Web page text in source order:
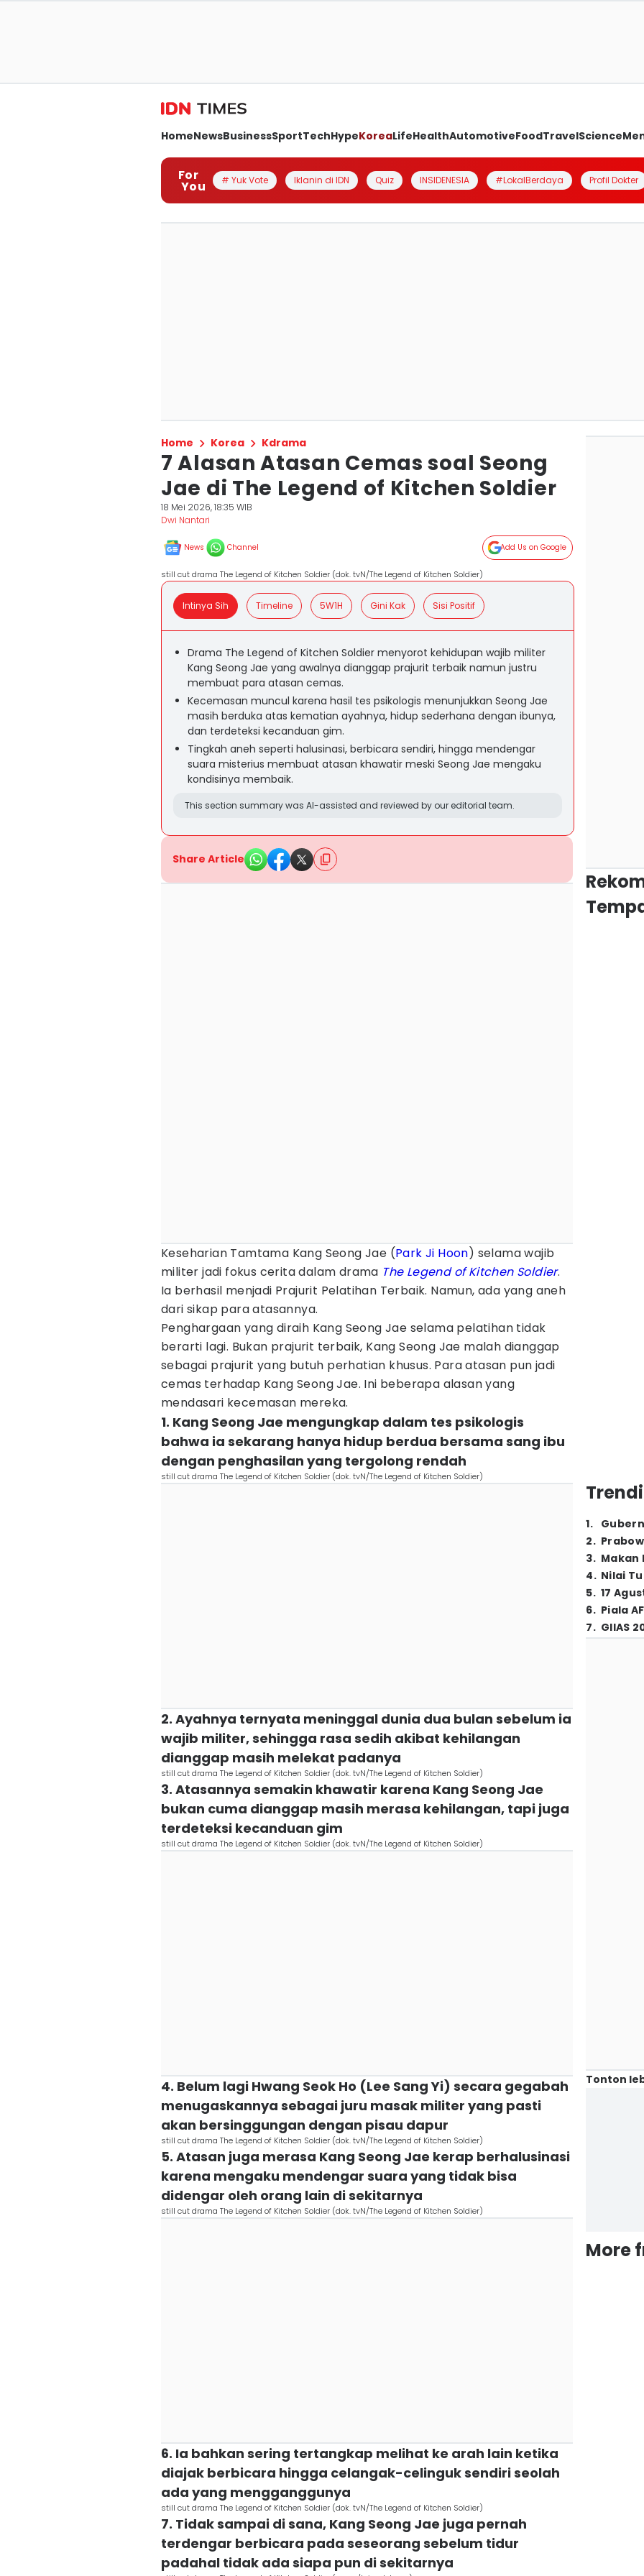
HomeNewsBusinessSportTechHypeKoreaLifeHealthAutomotiveFoodTravelScience
For
You # Yuk Vote Iklanin di IDN Quiz INSIDENESIA #LokalBerdaya Profil Dokter
Home Korea Kdrama
7 Alasan Atasan Cemas soal Seong
Jae di The Legend of Kitchen Soldier
18 Mei 2026, 18:35 WIB
Dwi Nantari
News Channel Add Us on Google
still cut drama The Legend of Kitchen Soldier (dok. tvN/The Legend of Kitchen Soldier)
Intinya Sih Timeline 5W1H Gini Kak Sisi Positif
Drama The Legend of Kitchen Soldier menyorot kehidupan wajib militer
Kang Seong Jae yang awalnya dianggap prajurit terbaik namun justru
membuat para atasan cemas.
Kecemasan muncul karena hasil tes psikologis menunjukkan Seong Jae
masih berduka atas kematian ayahnya, hidup sederhana dengan ibunya,
dan terdeteksi kecanduan gim.
Tingkah aneh seperti halusinasi, berbicara sendiri, hingga mendengar
suara misterius membuat atasan khawatir meski Seong Jae mengaku
kondisinya membaik.
This section summary was AI-assisted and reviewed by our editorial team.
Share Article
Keseharian Tamtama Kang Seong Jae (Park Ji Hoon) selama wajib
militer jadi fokus cerita dalam drama The Legend of Kitchen Soldier.
Ia berhasil menjadi Prajurit Pelatihan Terbaik. Namun, ada yang aneh
dari sikap para atasannya.
Penghargaan yang diraih Kang Seong Jae selama pelatihan tidak
berarti lagi. Bukan prajurit terbaik, Kang Seong Jae malah dianggap
sebagai prajurit yang butuh perhatian khusus. Para atasan pun jadi
cemas terhadap Kang Seong Jae. Ini beberapa alasan yang
mendasari kecemasan mereka.
1. Kang Seong Jae mengungkap dalam tes psikologis
bahwa ia sekarang hanya hidup berdua bersama sang ibu
dengan penghasilan yang tergolong rendah
still cut drama The Legend of Kitchen Soldier (dok. tvN/The Legend of Kitchen Soldier)
2. Ayahnya ternyata meninggal dunia dua bulan sebelum ia
wajib militer, sehingga rasa sedih akibat kehilangan
dianggap masih melekat padanya
still cut drama The Legend of Kitchen Soldier (dok. tvN/The Legend of Kitchen Soldier)
3. Atasannya semakin khawatir karena Kang Seong Jae
bukan cuma dianggap masih merasa kehilangan, tapi juga
terdeteksi kecanduan gim
still cut drama The Legend of Kitchen Soldier (dok. tvN/The Legend of Kitchen Soldier)
4. Belum lagi Hwang Seok Ho (Lee Sang Yi) secara gegabah
menugaskannya sebagai juru masak militer yang pasti
akan bersinggungan dengan pisau dapur
still cut drama The Legend of Kitchen Soldier (dok. tvN/The Legend of Kitchen Soldier)
5. Atasan juga merasa Kang Seong Jae kerap berhalusinasi
karena mengaku mendengar suara yang tidak bisa
didengar oleh orang lain di sekitarnya
still cut drama The Legend of Kitchen Soldier (dok. tvN/The Legend of Kitchen Soldier)
6. Ia bahkan sering tertangkap melihat ke arah lain ketika
diajak berbicara hingga celangak-celinguk sendiri seolah
ada yang mengganggunya
still cut drama The Legend of Kitchen Soldier (dok. tvN/The Legend of Kitchen Soldier)
7. Tidak sampai di sana, Kang Seong Jae juga pernah
terdengar berbicara pada seseorang sebelum tidur
padahal tidak ada siapa pun di sekitarnya
1.
2.
3. Makan
4. Nilai
5. 17
6. Piala
7. GIIAS
Tonton
More